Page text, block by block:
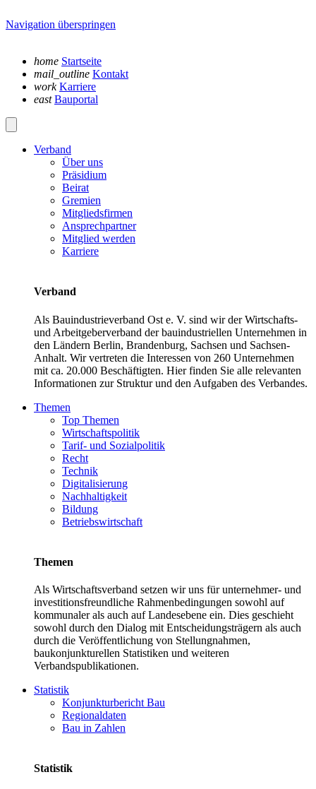
Navigation überspringen
home Startseite
mail_outline Kontakt
work Karriere
east Bauportal
Verband
Über uns
Präsidium
Beirat
Gremien
Mitgliedsfirmen
Ansprechpartner
Mitglied werden
Karriere
Verband
Als Bauindustrieverband Ost e. V. sind wir der Wirtschafts-
und Arbeitgeberverband der bauindustriellen Unternehmen in
den Ländern Berlin, Brandenburg, Sachsen und Sachsen-
Anhalt. Wir vertreten die Interessen von 260 Unternehmen
mit ca. 20.000 Beschäftigten. Hier finden Sie alle relevanten
Informationen zur Struktur und den Aufgaben des Verbandes.
Themen
Top Themen
Wirtschaftspolitik
Tarif- und Sozialpolitik
Recht
Technik
Digitalisierung
Nachhaltigkeit
Bildung
Betriebswirtschaft
Themen
Als Wirtschaftsverband setzen wir uns für unternehmer- und
investitionsfreundliche Rahmenbedingungen sowohl auf
kommunaler als auch auf Landesebene ein. Dies geschieht
sowohl durch den Dialog mit Entscheidungsträgern als auch
durch die Veröffentlichung von Stellungnahmen,
baukonjunkturellen Statistiken und weiteren
Verbandspublikationen.
Statistik
Konjunkturbericht Bau
Regionaldaten
Bau in Zahlen
Statistik